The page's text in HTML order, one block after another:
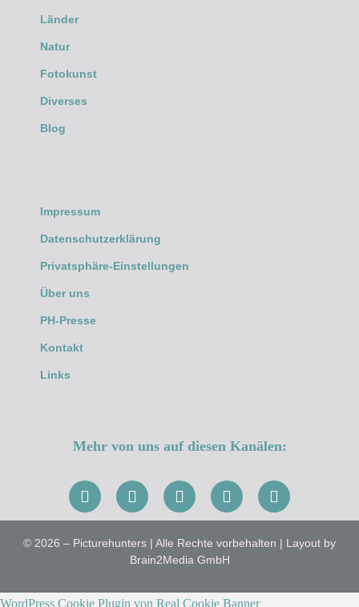
Länder
Natur
Fotokunst
Diverses
Blog
Impressum
Datenschutzerklärung
Privatsphäre-Einstellungen
Über uns
PH-Presse
Kontakt
Links
Mehr von uns auf diesen Kanälen:
© 2026 – Picturehunters | Alle Rechte vorbehalten | Layout by
Brain2Media GmbH
WordPress Cookie Plugin von Real Cookie Banner